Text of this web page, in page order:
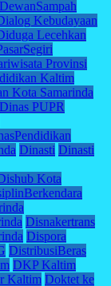
DewanSampah
Kebudayaan
Lecehkan
Provinsi
Kaltim
Kota Samarinda
Dinas PUPR
Dinasti Dinasti
Kota
Disnakertrans
Dispora
DistribusiBeras
DKP Kaltim
Kaltim Doktet ke